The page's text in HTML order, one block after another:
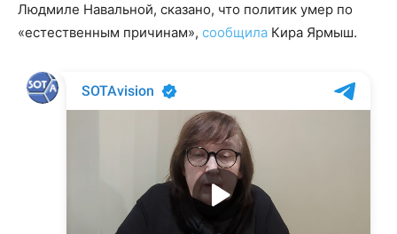
Людмиле Навальной, сказано, что политик умер по
«естественным причинам», сообщила Кира Ярмыш.